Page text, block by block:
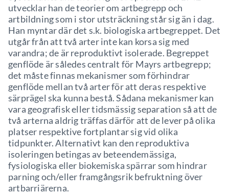
utvecklar han de teorier om artbegrepp och
artbildning som i stor utsträckning står sig än i dag.
Han myntar där det s.k. biologiska artbegreppet. Det
utgår från att två arter inte kan korsa sig med
varandra; de är reproduktivt isolerade. Begreppet
genflöde är således centralt för Mayrs artbegrepp;
det måste finnas mekanismer som förhindrar
genflöde mellan två arter för att deras respektive
särprägel ska kunna bestå. Sådana mekanismer kan
vara geografisk eller tidsmässig separation så att de
två arterna aldrig träffas därför att de lever på olika
platser respektive fortplantar sig vid olika
tidpunkter. Alternativt kan den reproduktiva
isoleringen betingas av beteendemässiga,
fysiologiska eller biokemiska spärrar som hindrar
parning och/eller framgångsrik befruktning över
artbarriärerna.